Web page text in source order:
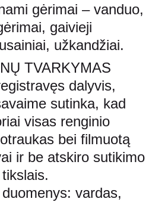
gėrimai – vanduo,
gaivieji
užkandžiai.
TVARKYMAS
dalyvis,
sutinka, kad
visas renginio
bei filmuotą
ir be atskiro sutikimo
vardas,